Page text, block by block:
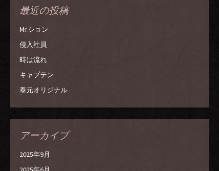
最近の投稿
Mr.ション
侵入社員
時は流れ
キャプテン
泰元オリジナル
アーカイブ
2025年9月